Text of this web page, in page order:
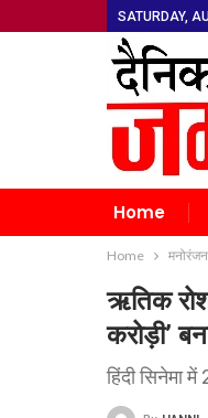
SATURDAY,
Home
Home मनोरंजन
ऋतिक
करोड़ी’
हिंदी सिनेमा